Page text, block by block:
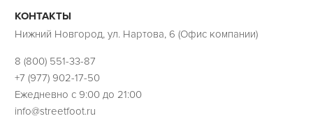
КОНТАКТЫ
Нижний Новгород, ул. Нартова, 6 (Офис компании)
8 (800) 551-33-87
+7 (977) 902-17-50
Ежедневно с 9:00 до 21:00
info@streetfoot.ru